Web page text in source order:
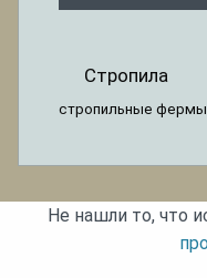
Стропила
стропильные фермы
Не нашли то, что